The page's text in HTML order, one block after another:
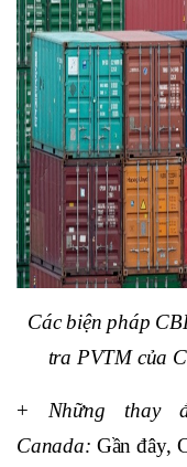
Các biện pháp
tra PVTM của
+ Những thay
Canada: Gần đây,